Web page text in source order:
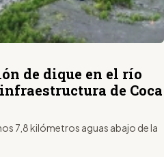
de dique en el río
de Coca
7,8 kilómetros aguas abajo de la